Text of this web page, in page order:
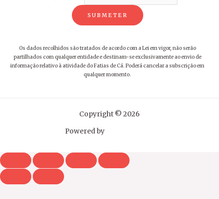
SUBMETER
Os dados recolhidos são tratados de acordo com a Lei em vigor, não serão
partilhados com qualquer entidade e destinam-se exclusivamente ao envio de
informação relativo à atividade do Fatias de Cá. Poderá cancelar a subscrição em
qualquer momento.
Copyright © 2026
Powered by